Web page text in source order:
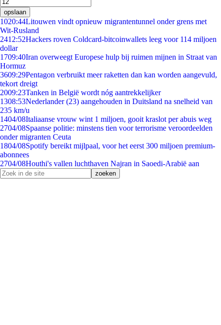
opslaan
1020:44Litouwen vindt opnieuw migrantentunnel onder grens met
Wit-Rusland
2412:52Hackers roven Coldcard-bitcoinwallets leeg voor 114 miljoen
dollar
1709:40Iran overweegt Europese hulp bij ruimen mijnen in Straat van
Hormuz
3609:29Pentagon verbruikt meer raketten dan kan worden aangevuld,
tekort dreigt
2009:23Tanken in België wordt nóg aantrekkelijker
1308:53Nederlander (23) aangehouden in Duitsland na snelheid van
235 km/u
1404/08Italiaanse vrouw wint 1 miljoen, gooit kraslot per abuis weg
2704/08Spaanse politie: minstens tien voor terrorisme veroordeelden
onder migranten Ceuta
1804/08Spotify bereikt mijlpaal, voor het eerst 300 miljoen premium-
abonnees
2704/08Houthi's vallen luchthaven Najran in Saoedi-Arabië aan